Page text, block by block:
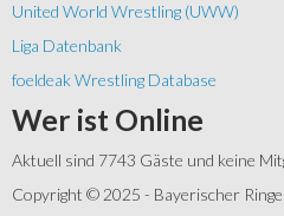
United World Wrestling (UWW)
Liga Datenbank
foeldeak Wrestling Database
Wer ist Online
Aktuell sind 7743 Gäste und keine
Copyright © 2025 - Bayerischer